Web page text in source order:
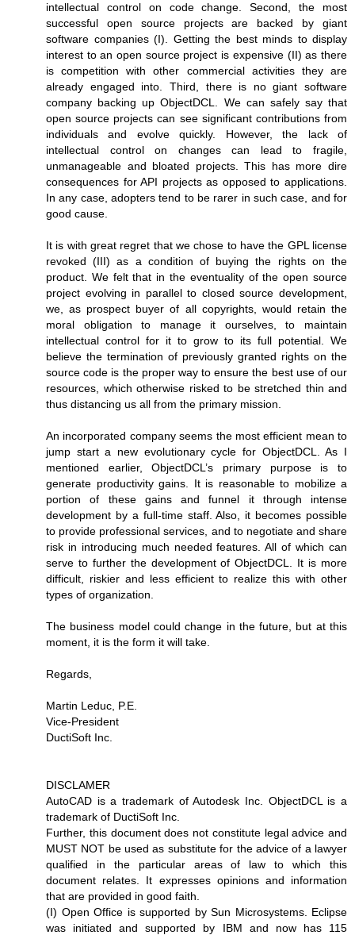
intellectual control on code change. Second, the most
successful open source projects are backed by giant
software companies (I). Getting the best minds to display
interest to an open source project is expensive (II) as there
is competition with other commercial activities they are
already engaged into. Third, there is no giant software
company backing up ObjectDCL. We can safely say that
open source projects can see significant contributions from
individuals and evolve quickly. However, the lack of
intellectual control on changes can lead to fragile,
unmanageable and bloated projects. This has more dire
consequences for API projects as opposed to applications.
In any case, adopters tend to be rarer in such case, and for
good cause.
It is with great regret that we chose to have the GPL license
revoked (III) as a condition of buying the rights on the
product. We felt that in the eventuality of the open source
project evolving in parallel to closed source development,
we, as prospect buyer of all copyrights, would retain the
moral obligation to manage it ourselves, to maintain
intellectual control for it to grow to its full potential. We
believe the termination of previously granted rights on the
source code is the proper way to ensure the best use of our
resources, which otherwise risked to be stretched thin and
thus distancing us all from the primary mission.
An incorporated company seems the most efficient mean to
jump start a new evolutionary cycle for ObjectDCL. As I
mentioned earlier, ObjectDCL’s primary purpose is to
generate productivity gains. It is reasonable to mobilize a
portion of these gains and funnel it through intense
development by a full-time staff. Also, it becomes possible
to provide professional services, and to negotiate and share
risk in introducing much needed features. All of which can
serve to further the development of ObjectDCL. It is more
difficult, riskier and less efficient to realize this with other
types of organization.
The business model could change in the future, but at this
moment, it is the form it will take.
Regards,
Martin Leduc, P.E.
Vice-President
DuctiSoft Inc.
DISCLAMER
AutoCAD is a trademark of Autodesk Inc. ObjectDCL is a
trademark of DuctiSoft Inc.
Further, this document does not constitute legal advice and
MUST NOT be used as substitute for the advice of a lawyer
qualified in the particular areas of law to which this
document relates. It expresses opinions and information
that are provided in good faith.
(I) Open Office is supported by Sun Microsystems. Eclipse
was initiated and supported by IBM and now has 115